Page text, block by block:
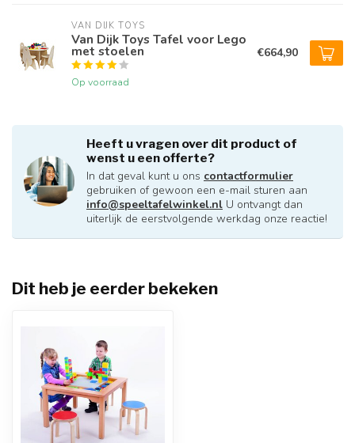
VAN DIJK TOYS
Van Dijk Toys Tafel voor Lego
met stoelen
Op voorraad
€664,90
Heeft u vragen over dit product of
wenst u een offerte?
In dat geval kunt u ons contactformulier
gebruiken of gewoon een e-mail sturen aan
info@speeltafelwinkel.nl U ontvangt dan
uiterlijk de eerstvolgende werkdag onze reactie!
Dit heb je eerder bekeken